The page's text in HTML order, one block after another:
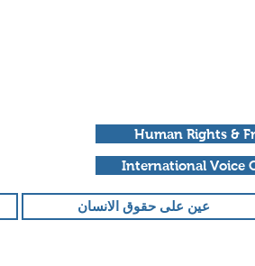
Human Rights &
International Voice
عين على حقوق الانسان